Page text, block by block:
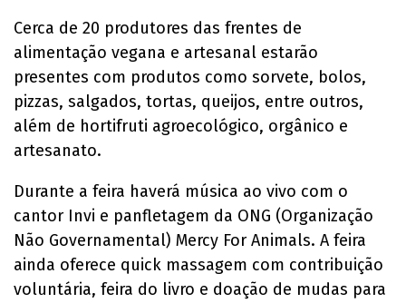
Cerca de 20 produtores das frentes de
alimentação vegana e artesanal estarão
presentes com produtos como sorvete, bolos,
pizzas, salgados, tortas, queijos, entre outros,
além de hortifruti agroecológico, orgânico e
artesanato.
Durante a feira haverá música ao vivo com o
cantor Invi e panfletagem da ONG (Organização
Não Governamental) Mercy For Animals. A feira
ainda oferece quick massagem com contribuição
voluntária, feira do livro e doação de mudas para